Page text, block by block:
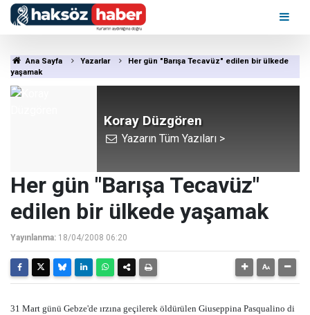
Ana Sayfa Yazarlar
Her gün "Barışa Tecavüz" edilen bir ülkede
yaşamak
Koray Düzgören
Yazarın Tüm Yazıları >
Her gün "Barışa Tecavüz"
edilen bir ülkede yaşamak
Yayınlanma: 18/04/2008 06:20
31 Mart günü Gebze'de ırzına geçilerek öldürülen Giuseppina Pasqualino di